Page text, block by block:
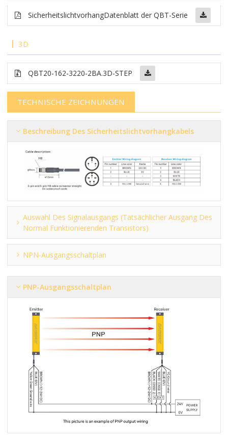
SicherheitslichtvorhangDatenblatt der QBT-Serie
3D
QBT20-162-3220-2BA.3D-STEP
TECHNISCHE ZEICHNUNGEN
Beschreibung Des Sicherheitslichtvorhangkabels
Auswahl Des Signalausgangs (tatsächlicher Ausgang Des
Normal Funktionierenden Transistors)
NPN-Ausgangsschaltplan
PNP-Ausgangsschaltplan